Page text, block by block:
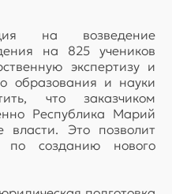
на возведение
на 825 учеников
экспертизу и
образования и науки
что заказчиком
Республика Марий
Это позволит
по созданию нового